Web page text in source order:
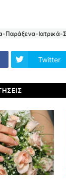
Παράξενα-Ιατρικά-
Twitter